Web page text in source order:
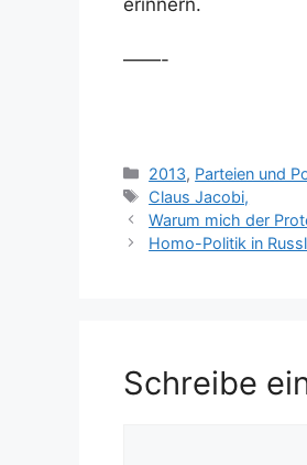
——-
Kategorien
2013, Parteien und
Schlagwörter
Claus Jacobi,
Warum mich der
Homo-Politik in
Schreibe